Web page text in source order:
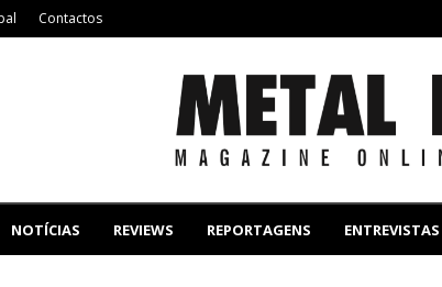
Contactos
NOTÍCIAS REVIEWS REPORTAGENS ENTREVISTAS